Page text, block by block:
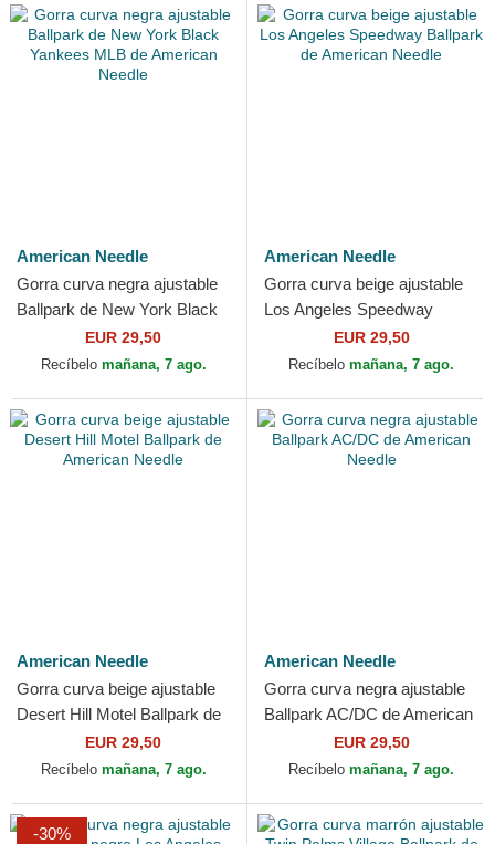
American Needle
Gorra curva negra ajustable
Ballpark de New York Black
Yankees MLB de American
Needle
EUR 29,50
Recíbelo mañana, 7 ago.
American Needle
Gorra curva beige ajustable
Los Angeles Speedway
Ballpark de American Needle
EUR 29,50
Recíbelo mañana, 7 ago.
American Needle
Gorra curva beige ajustable
Desert Hill Motel Ballpark de
American Needle
EUR 29,50
Recíbelo mañana, 7 ago.
American Needle
Gorra curva negra ajustable
Ballpark AC/DC de American
EUR 29,50
Recíbelo mañana, 7 ago.
-30%